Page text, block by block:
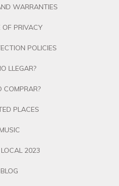
WARRANTIES
OF PRIVACY
POLICIES
LLEGAR?
COMPRAR?
PLACES
MUSIC
2023
BLOG